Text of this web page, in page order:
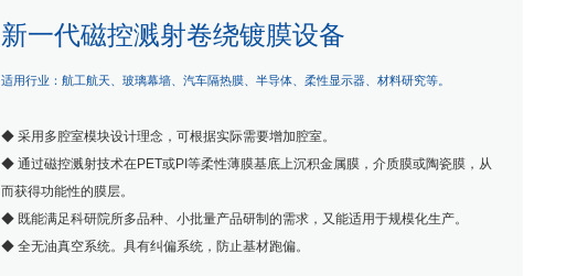
新一代磁控溅射卷绕镀膜设备
适用行业：航工航天、玻璃幕墙、汽车隔热膜、半导体、柔性显示器、材料研究等。
◆ 采用多腔室模块设计理念，可根据实际需要增加腔室。
◆ 通过磁控溅射技术在PET或PI等柔性薄膜基底上沉积金属膜，介质膜或陶瓷膜，从
而获得功能性的膜层。
◆ 既能满足科研院所多品种、小批量产品研制的需求，又能适用于规模化生产。
◆ 全无油真空系统。具有纠偏系统，防止基材跑偏。